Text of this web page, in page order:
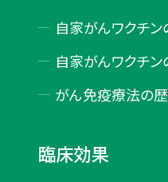
自家がんワクチ
自家がんワクチ
がん免疫療法の
臨床効果